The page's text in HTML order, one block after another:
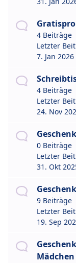
4 Beiträge
Letzter
7. Jan
4 Beiträge
Letzter
24. Nov
0 Beiträge
Letzter
31. Okt
9 Beiträge
Letzter
19. Sep
Mädchen